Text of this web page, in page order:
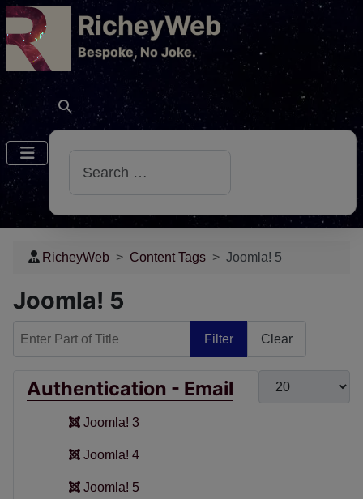
RicheyWeb
​Bespoke, No Joke.
Search
RicheyWeb Content Tags Joomla! 5
Joomla! 5
Filter Clear
Display #
Authentication - Email
Joomla! 3
Joomla! 4
Joomla! 5